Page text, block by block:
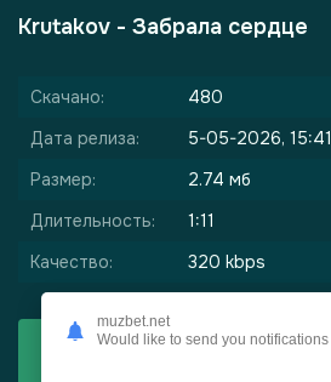
Krutakov - Забрала сердце
Скачано:
480
Дата релиза:
5-05-2026, 15:41
Размер:
2.74 мб
Длительность:
1:11
Качество:
320 kbps
Скачать
muzbet.net
Would like to send you notifications